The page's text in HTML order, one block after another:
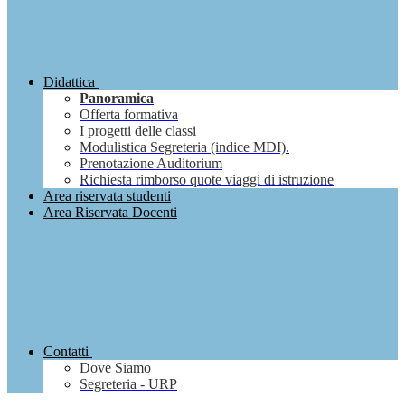
Didattica
Panoramica
Offerta formativa
I progetti delle classi
Modulistica Segreteria (indice MDI).
Prenotazione Auditorium
Richiesta rimborso quote viaggi di istruzione
Area riservata studenti
Area Riservata Docenti
Contatti
Dove Siamo
Segreteria - URP